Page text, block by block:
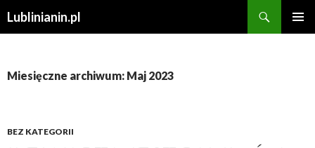
Lublinianin.pl
Miesięczne archiwum: Maj 2023
BEZ KATEGORII